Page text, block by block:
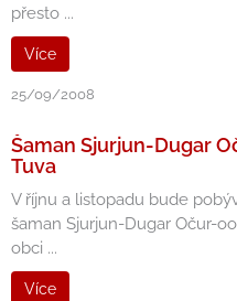
přesto ...
Více
25/09/2008
Šaman Sjurjun-Dugar
Tuva
V říjnu a listopadu bude
šaman Sjurjun-Dugar Očur-
obci ...
Více